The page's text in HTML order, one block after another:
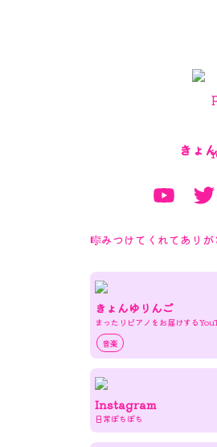
きょ
🎼みつけてくれてありが
きょんゆりんご
まったりピアノをお届けする
音楽
Instagram
日常ぽちぽち